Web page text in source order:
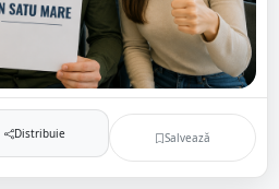
Distribuie Salvează